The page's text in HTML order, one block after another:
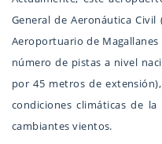
General de Aeronáutica
Aeroportuario de Magallanes
número de pistas a nivel
por 45 metros de
condiciones climáticas de
cambiantes vientos.